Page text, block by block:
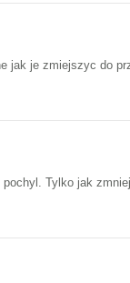
jak je zmiejszyc do
Tylko jak